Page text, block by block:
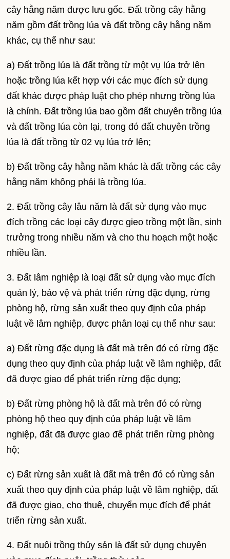
cây hằng năm được lưu gốc. Đất trồng cây hằng
năm gồm đất trồng lúa và đất trồng cây hằng năm
khác, cụ thể như sau:
a) Đất trồng lúa là đất trồng từ một vụ lúa trở lên
hoặc trồng lúa kết hợp với các mục đích sử dụng
đất khác được pháp luật cho phép nhưng trồng lúa
là chính. Đất trồng lúa bao gồm đất chuyên trồng lúa
và đất trồng lúa còn lại, trong đó đất chuyên trồng
lúa là đất trồng từ 02 vụ lúa trở lên;
b) Đất trồng cây hằng năm khác là đất trồng các cây
hằng năm không phải là trồng lúa.
2. Đất trồng cây lâu năm là đất sử dụng vào mục
đích trồng các loại cây được gieo trồng một lần, sinh
trưởng trong nhiều năm và cho thu hoạch một hoặc
nhiều lần.
3. Đất lâm nghiệp là loại đất sử dụng vào mục đích
quản lý, bảo vệ và phát triển rừng đặc dụng, rừng
phòng hộ, rừng sản xuất theo quy định của pháp
luật về lâm nghiệp, được phân loại cụ thể như sau:
a) Đất rừng đặc dụng là đất mà trên đó có rừng đặc
dụng theo quy định của pháp luật về lâm nghiệp, đất
đã được giao để phát triển rừng đặc dụng;
b) Đất rừng phòng hộ là đất mà trên đó có rừng
phòng hộ theo quy định của pháp luật về lâm
nghiệp, đất đã được giao để phát triển rừng phòng
hộ;
c) Đất rừng sản xuất là đất mà trên đó có rừng sản
xuất theo quy định của pháp luật về lâm nghiệp, đất
đã được giao, cho thuê, chuyển mục đích để phát
triển rừng sản xuất.
4. Đất nuôi trồng thủy sản là đất sử dụng chuyên